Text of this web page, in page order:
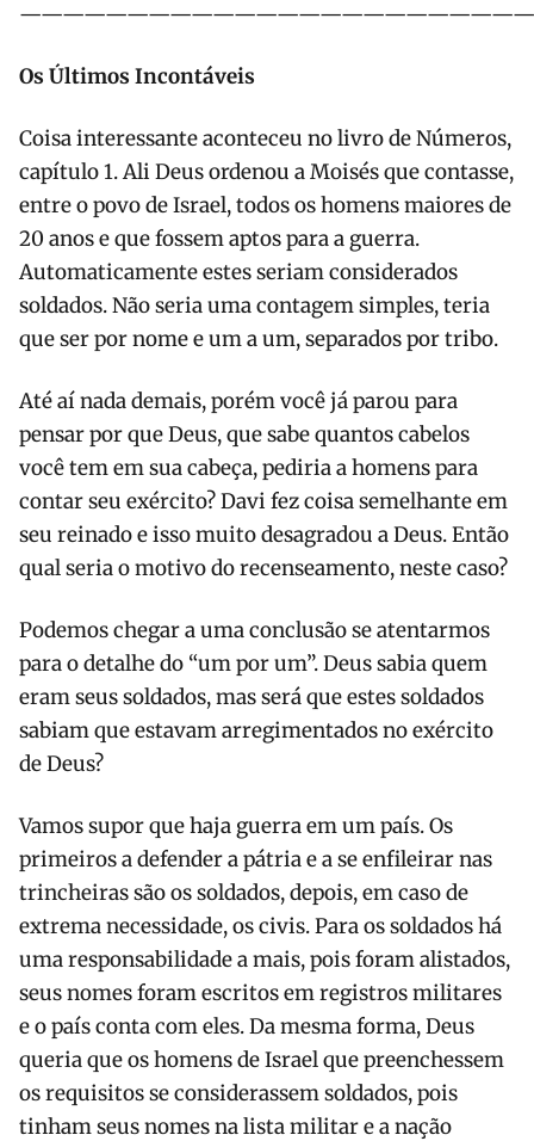
Os Últimos Incontáveis
Coisa interessante aconteceu no livro de Números,
capítulo 1. Ali Deus ordenou a Moisés que contasse,
entre o povo de Israel, todos os homens maiores de
20 anos e que fossem aptos para a guerra.
Automaticamente estes seriam considerados
soldados. Não seria uma contagem simples, teria
que ser por nome e um a um, separados por tribo.
Até aí nada demais, porém você já parou para
pensar por que Deus, que sabe quantos cabelos
você tem em sua cabeça, pediria a homens para
contar seu exército? Davi fez coisa semelhante em
seu reinado e isso muito desagradou a Deus. Então
qual seria o motivo do recenseamento, neste caso?
Podemos chegar a uma conclusão se atentarmos
para o detalhe do “um por um”. Deus sabia quem
eram seus soldados, mas será que estes soldados
sabiam que estavam arregimentados no exército
de Deus?
Vamos supor que haja guerra em um país. Os
primeiros a defender a pátria e a se enfileirar nas
trincheiras são os soldados, depois, em caso de
extrema necessidade, os civis. Para os soldados há
uma responsabilidade a mais, pois foram alistados,
seus nomes foram escritos em registros militares
e o país conta com eles. Da mesma forma, Deus
queria que os homens de Israel que preenchessem
os requisitos se considerassem soldados, pois
tinham seus nomes na lista militar e a nação